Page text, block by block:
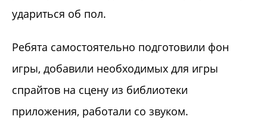
удариться об пол.
Ребята самостоятельно подготовили фон
игры, добавили необходимых для игры
спрайтов на сцену из библиотеки
приложения, работали со звуком.